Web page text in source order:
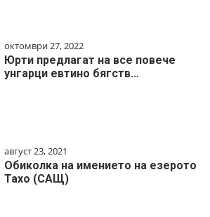
октомври 27, 2022
Юрти предлагат на все повече
унгарци евтино бягств…
август 23, 2021
Обиколка на имението на езерото
Тахо (САЩ)